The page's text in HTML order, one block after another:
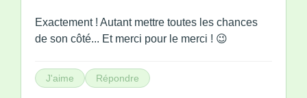
Exactement ! Autant mettre toutes les chances
de son côté... Et merci pour le merci ! 😉
J'aime Répondre